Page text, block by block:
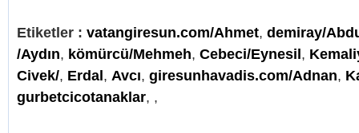
Etiketler : vatangiresun.com/Ahmet, demiray/
/Aydın, kömürcü/Mehmeh, Cebeci/Eynesil,
Civek/, Erdal, Avcı, giresunhavadis.com/Adnan,
gurbetcicotanaklar, ,